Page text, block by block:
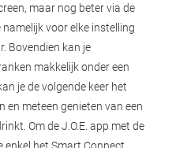
maar nog beter via de
namelijk voor elke instelling
Bovendien kan je
makkelijk onder een
je de volgende keer het
en meteen genieten van een
Om de J.O.E. app met de
enkel het Smart Connect